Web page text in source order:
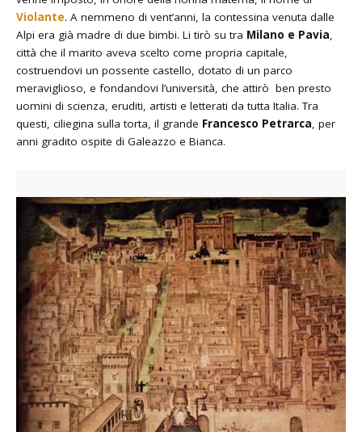
Violante. A nemmeno di vent’anni, la contessina venuta dalle
Alpi era già madre di due bimbi. Li tirò su tra Milano e Pavia,
città che il marito aveva scelto come propria capitale,
costruendovi un possente castello, dotato di un parco
meraviglioso, e fondandovi l’università, che attirò ben presto
uomini di scienza, eruditi, artisti e letterati da tutta Italia. Tra
questi, ciliegina sulla torta, il grande Francesco Petrarca, per
anni gradito ospite di Galeazzo e Bianca.